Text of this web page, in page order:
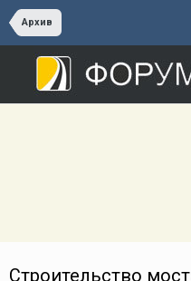
Архив
Строительство